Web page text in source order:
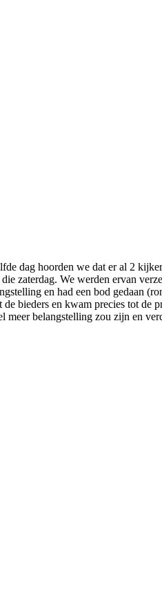
dag hoorden we dat er al 2
zaterdag. We werden ervan
en had een bod gedaan
bieders en kwam precies tot de
belangstelling zou zijn en